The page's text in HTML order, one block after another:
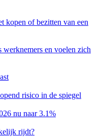
kopen of bezitten van een
werknemers en voelen zich
risico in de spiegel
nu naar 3.1%
rijdt?